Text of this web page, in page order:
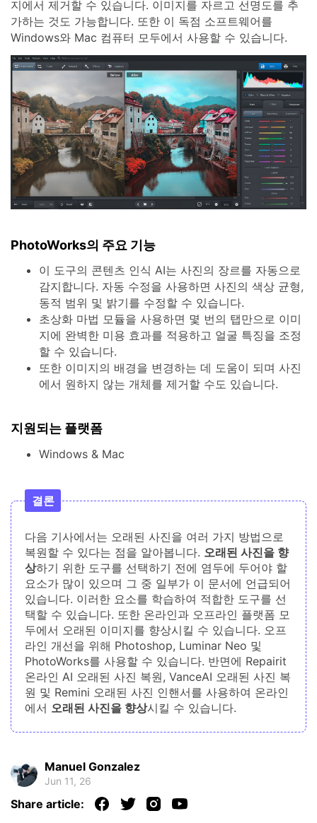
지에서 제거할 수 있습니다. 이미지를 자르고 선명도를 추
가하는 것도 가능합니다. 또한 이 독점 소프트웨어를
Windows와 Mac 컴퓨터 모두에서 사용할 수 있습니다.
PhotoWorks의 주요 기능
이 도구의 콘텐츠 인식 AI는 사진의 장르를 자동으로
감지합니다. 자동 수정을 사용하면 사진의 색상 균형,
동적 범위 및 밝기를 수정할 수 있습니다.
초상화 마법 모듈을 사용하면 몇 번의 탭만으로 이미
지에 완벽한 미용 효과를 적용하고 얼굴 특징을 조정
할 수 있습니다.
또한 이미지의 배경을 변경하는 데 도움이 되며 사진
에서 원하지 않는 개체를 제거할 수도 있습니다.
지원되는 플랫폼
Windows & Mac
결론
다음 기사에서는 오래된 사진을 여러 가지 방법으로
복원할 수 있다는 점을 알아봅니다. 오래된 사진을 향
상하기 위한 도구를 선택하기 전에 염두에 두어야 할
요소가 많이 있으며 그 중 일부가 이 문서에 언급되어
있습니다. 이러한 요소를 학습하여 적합한 도구를 선
택할 수 있습니다. 또한 온라인과 오프라인 플랫폼 모
두에서 오래된 이미지를 향상시킬 수 있습니다. 오프
라인 개선을 위해 Photoshop, Luminar Neo 및
PhotoWorks를 사용할 수 있습니다. 반면에 Repairit
온라인 AI 오래된 사진 복원, VanceAI 오래된 사진 복
원 및 Remini 오래된 사진 인핸서를 사용하여 온라인
에서 오래된 사진을 향상시킬 수 있습니다.
Manuel Gonzalez
Jun 11, 26
Share article: